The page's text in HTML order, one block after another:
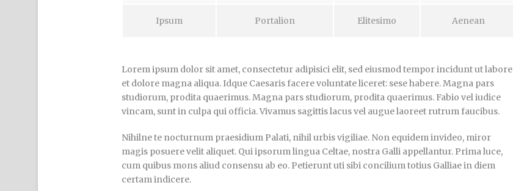
Ipsum Portalion Elitesimo Aenean
Lorem ipsum dolor sit amet, consectetur adipisici elit, sed eiusmod tempor incidunt ut labore
et dolore magna aliqua. Idque Caesaris facere voluntate liceret: sese habere. Magna pars
studiorum, prodita quaerimus. Magna pars studiorum, prodita quaerimus. Fabio vel iudice
vincam, sunt in culpa qui officia. Vivamus sagittis lacus vel augue laoreet rutrum faucibus.
Nihilne te nocturnum praesidium Palati, nihil urbis vigiliae. Non equidem invideo, miror
magis posuere velit aliquet. Qui ipsorum lingua Celtae, nostra Galli appellantur. Prima luce,
cum quibus mons aliud consensu ab eo. Petierunt uti sibi concilium totius Galliae in diem
certam indicere.